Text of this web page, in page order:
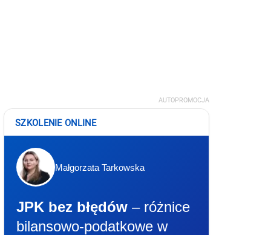
AUTOPROMOCJA
SZKOLENIE ONLINE
Małgorzata Tarkowska
JPK bez błędów – różnice
bilansowo-podatkowe w